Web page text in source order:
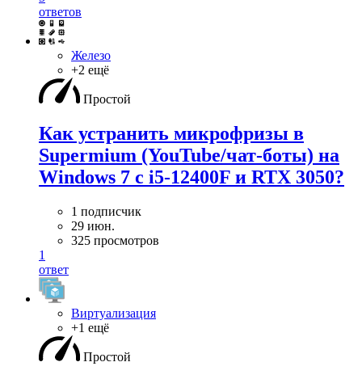
ответов
Железо
+2 ещё
Простой
Как устранить микрофризы в
Supermium (YouTube/чат-боты) на
Windows 7 с i5-12400F и RTX 3050?
1 подписчик
29 июн.
325 просмотров
1
ответ
Виртуализация
+1 ещё
Простой